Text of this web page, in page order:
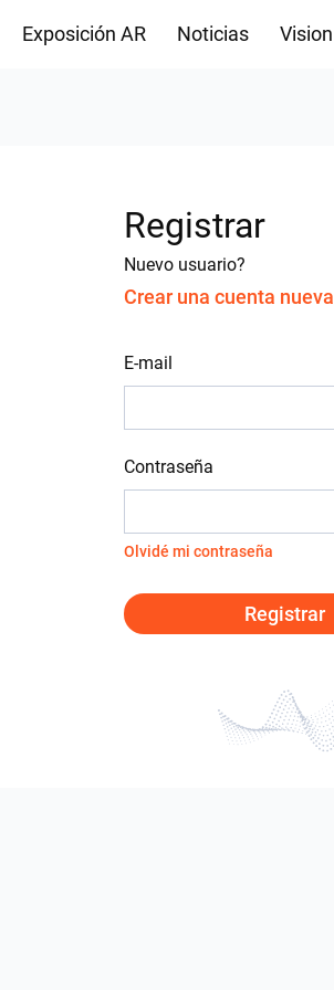
Exposición AR Noticias Vision
Registrar
Nuevo usuario?
Crear una cuenta nueva
E-mail
Contraseña
Olvidé mi contraseña
Registrar